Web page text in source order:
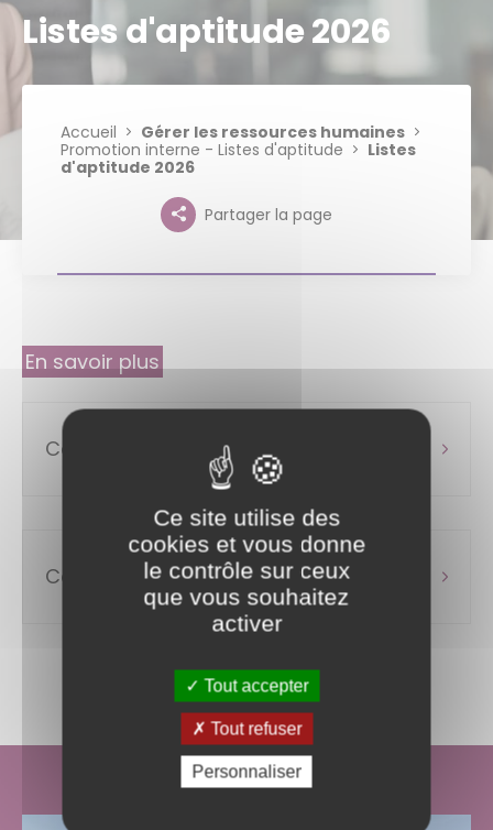
Listes d'aptitude 2026
Accueil
Gérer les ressources humaines
Promotion interne - Listes d'aptitude
Listes
d'aptitude 2026
Partager la page
En savoir plus
Collectivités affiliées au CDG
Collectivités non affiliées au CDG
Ce site utilise des
cookies et vous donne
le contrôle sur ceux
que vous souhaitez
activer
Tout accepter
Tout refuser
Personnaliser